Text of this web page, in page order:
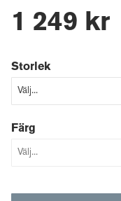
1 249 kr
Storlek
Färg